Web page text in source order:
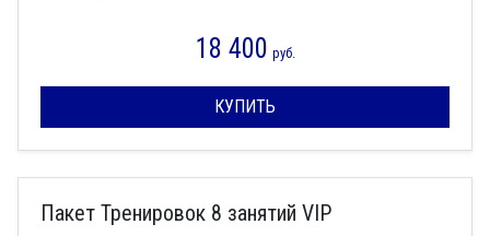
18 400 руб.
КУПИТЬ
Пакет Тренировок 8 занятий VIP